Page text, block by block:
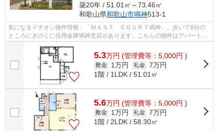
築20年 / 51.01㎡～73.46㎡
和歌山県和歌山市鳴神513-1
気になるイチオシ物件情報：「ＭＡＳＴ ＣＯＵＲＴ鳴神」。歩いて6分の
ところにきのくに信用金庫鳴神支店があります。こちらの物件はアパートで
5.3万円 (管理費等：5,000円 )
敷金 1万円 礼金 7万円
1階 / 1LDK / 51.01㎡
5.6万円 (管理費等：5,000円 )
敷金 1万円 礼金 7万円
1階 / 2LDK / 58.30㎡